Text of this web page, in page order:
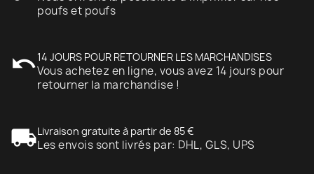
poufs et poufs
undo14 JOURS POUR RETOURNER LES MARCHANDISES
Vous achetez en ligne, vous avez 14 jours pour
retourner la marchandise !
local_shippingLivraison gratuite à partir de 85 €
Les envois sont livrés par: DHL, GLS, UPS